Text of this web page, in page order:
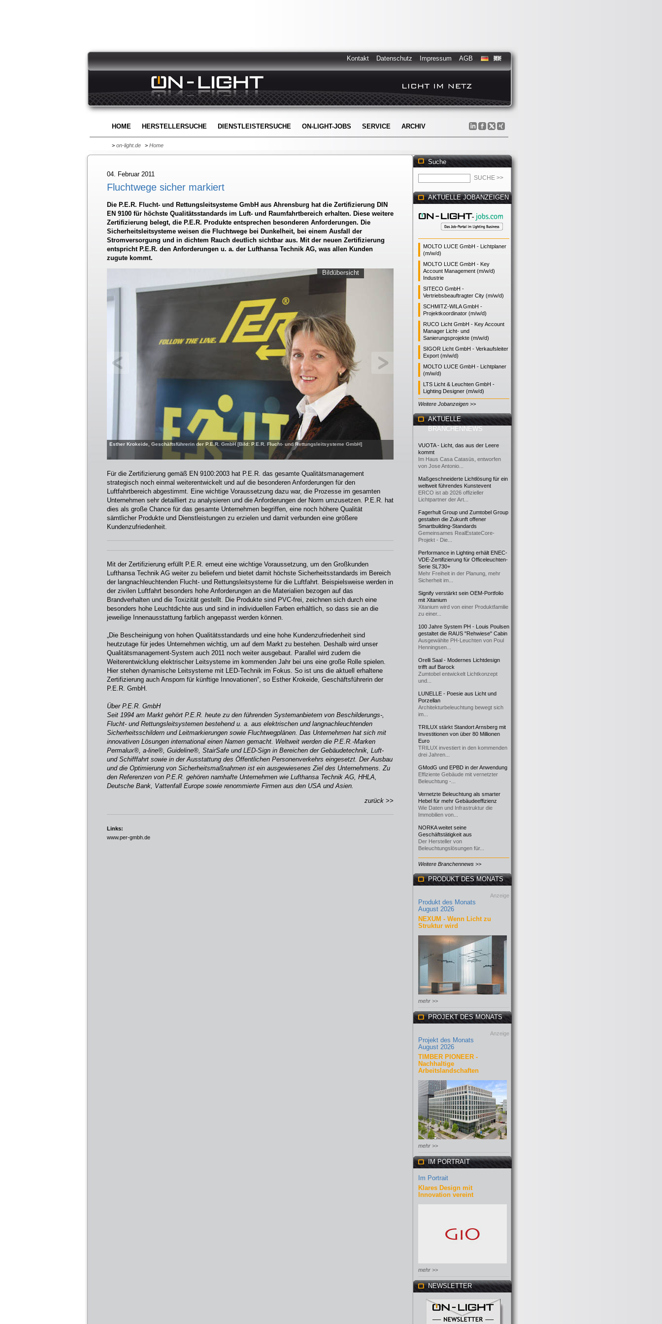
Kontakt Datenschutz Impressum AGB
HOME HERSTELLERSUCHE DIENSTLEISTERSUCHE ON-LIGHT-JOBS SERVICE ARCHIV
> on-light.de > Home
04. Februar 2011
Fluchtwege sicher markiert
Die P.E.R. Flucht- und Rettungsleitsysteme GmbH aus Ahrensburg hat die Zertifizierung DIN
EN 9100 für höchste Qualitätsstandards im Luft- und Raumfahrtbereich erhalten. Diese weitere
Zertifizierung belegt, die P.E.R. Produkte entsprechen besonderen Anforderungen. Die
Sicherheitsleitsysteme weisen die Fluchtwege bei Dunkelheit, bei einem Ausfall der
Stromversorgung und in dichtem Rauch deutlich sichtbar aus. Mit der neuen Zertifizierung
entspricht P.E.R. den Anforderungen u. a. der Lufthansa Technik AG, was allen Kunden
zugute kommt.
Esther Krokeide, Geschäftsführerin der P.E.R. GmbH [Bild: P.E.R. Flucht- und Rettungsleitsysteme GmbH]
Bildübersicht
Für die Zertifizierung gemäß EN 9100:2003 hat P.E.R. das gesamte Qualitätsmanagement
strategisch noch einmal weiterentwickelt und auf die besonderen Anforderungen für den
Luftfahrtbereich abgestimmt. Eine wichtige Voraussetzung dazu war, die Prozesse im gesamten
Unternehmen sehr detailliert zu analysieren und die Anforderungen der Norm umzusetzen. P.E.R. hat
dies als große Chance für das gesamte Unternehmen begriffen, eine noch höhere Qualität
sämtlicher Produkte und Dienstleistungen zu erzielen und damit verbunden eine größere
Kundenzufriedenheit.
Mit der Zertifizierung erfüllt P.E.R. erneut eine wichtige Voraussetzung, um den Großkunden
Lufthansa Technik AG weiter zu beliefern und bietet damit höchste Sicherheitsstandards im Bereich
der langnachleuchtenden Flucht- und Rettungsleitsysteme für die Luftfahrt. Beispielsweise werden in
der zivilen Luftfahrt besonders hohe Anforderungen an die Materialien bezogen auf das
Brandverhalten und die Toxizität gestellt. Die Produkte sind PVC-frei, zeichnen sich durch eine
besonders hohe Leuchtdichte aus und sind in individuellen Farben erhältlich, so dass sie an die
jeweilige Innenausstattung farblich angepasst werden können.
„Die Bescheinigung von hohen Qualitätsstandards und eine hohe Kundenzufriedenheit sind
heutzutage für jedes Unternehmen wichtig, um auf dem Markt zu bestehen. Deshalb wird unser
Qualitätsmanagement-System auch 2011 noch weiter ausgebaut. Parallel wird zudem die
Weiterentwicklung elektrischer Leitsysteme im kommenden Jahr bei uns eine große Rolle spielen.
Hier stehen dynamische Leitsysteme mit LED-Technik im Fokus. So ist uns die aktuell erhaltene
Zertifizierung auch Ansporn für künftige Innovationen“, so Esther Krokeide, Geschäftsführerin der
P.E.R. GmbH.
Über P.E.R. GmbH
Seit 1994 am Markt gehört P.E.R. heute zu den führenden Systemanbietern von Beschilderungs-,
Flucht- und Rettungsleitsystemen bestehend u. a. aus elektrischen und langnachleuchtenden
Sicherheitsschildern und Leitmarkierungen sowie Fluchtwegplänen. Das Unternehmen hat sich mit
innovativen Lösungen international einen Namen gemacht. Weltweit werden die P.E.R.-Marken
Permalux®, a-line®, Guideline®, StairSafe und LED-Sign in Bereichen der Gebäudetechnik, Luft-
und Schifffahrt sowie in der Ausstattung des Öffentlichen Personenverkehrs eingesetzt. Der Ausbau
und die Optimierung von Sicherheitsmaßnahmen ist ein ausgewiesenes Ziel des Unternehmens. Zu
den Referenzen von P.E.R. gehören namhafte Unternehmen wie Lufthansa Technik AG, HHLA,
Deutsche Bank, Vattenfall Europe sowie renommierte Firmen aus den USA und Asien.
zurück >>
Links:
www.per-gmbh.de
Suche
AKTUELLE JOBANZEIGEN
MOLTO LUCE GmbH - Lichtplaner
(m/w/d)
MOLTO LUCE GmbH - Key
Account Management (m/w/d)
Industrie
SITECO GmbH -
Vertriebsbeauftragter City (m/w/d)
SCHMITZ-WILA GmbH -
Projektkoordinator (m/w/d)
RUCO Licht GmbH - Key Account
Manager Licht- und
Sanierungsprojekte (m/w/d)
SIGOR Licht GmbH - Verkaufsleiter
Export (m/w/d)
MOLTO LUCE GmbH - Lichtplaner
(m/w/d)
LTS Licht & Leuchten GmbH -
Lighting Designer (m/w/d)
Weitere Jobanzeigen >>
AKTUELLE
BRANCHENNEWS
VUOTA - Licht, das aus der Leere
kommt
Im Haus Casa Catasüs, entworfen
von Jose Antonio...
Maßgeschneiderte Lichtlösung für ein
weltweit führendes Kunstevent
ERCO ist ab 2026 offizieller
Lichtpartner der Art...
Fagerhult Group und Zumtobel Group
gestalten die Zukunft offener
Smartbuilding-Standards
Gemeinsames RealEstateCore-
Projekt - Die...
Performance in Lighting erhält ENEC-
VDE-Zertifizierung für Officeleuchten-
Serie SL730+
Mehr Freiheit in der Planung, mehr
Sicherheit im...
Signify verstärkt sein OEM-Portfolio
mit Xitanium
Xitanium wird von einer Produktfamilie
zu einer...
100 Jahre System PH - Louis Poulsen
gestaltet die RAUS "Rehwiese" Cabin
Ausgewählte PH-Leuchten von Poul
Henningsen...
Orelli Saal - Modernes Lichtdesign
trifft auf Barock
Zumtobel entwickelt Lichtkonzept
und...
LUNELLE - Poesie aus Licht und
Porzellan
Architekturbeleuchtung bewegt sich
im...
TRILUX stärkt Standort Arnsberg mit
Investitionen von über 80 Millionen
Euro
TRILUX investiert in den kommenden
drei Jahren...
GModG und EPBD in der Anwendung
Effiziente Gebäude mit vernetzter
Beleuchtung -...
Vernetzte Beleuchtung als smarter
Hebel für mehr Gebäudeeffizienz
Wie Daten und Infrastruktur die
Immobilien von...
NORKA weitet seine
Geschäftstätigkeit aus
Der Hersteller von
Beleuchtungslösungen für...
Weitere Branchennews >>
PRODUKT DES MONATS
Anzeige
Produkt des Monats
August 2026
NEXUM - Wenn Licht zu
Struktur wird
mehr >>
PROJEKT DES MONATS
Anzeige
Projekt des Monats
August 2026
TIMBER PIONEER -
Nachhaltige
Arbeitslandschaften
mehr >>
IM PORTRAIT
Im Portrait
Klares Design mit
Innovation vereint
mehr >>
NEWSLETTER